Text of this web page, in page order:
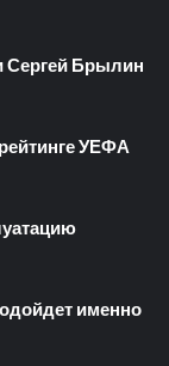
Сергей Брылин
УЕФА
именно